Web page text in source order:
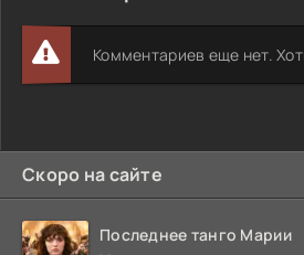
Комментариев еще нет.
Скоро на сайте
Последнее танго Марии